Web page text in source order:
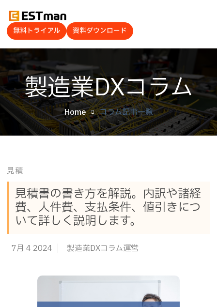
無料トライアル 資料ダウンロード
製造業DXコラム
Home コラム記事一覧
見積
見積書の書き方を解説。内訳や諸経
費、人件費、支払条件、値引きにつ
いて詳しく説明します。
7月 4 2024 製造業DXコラム運営